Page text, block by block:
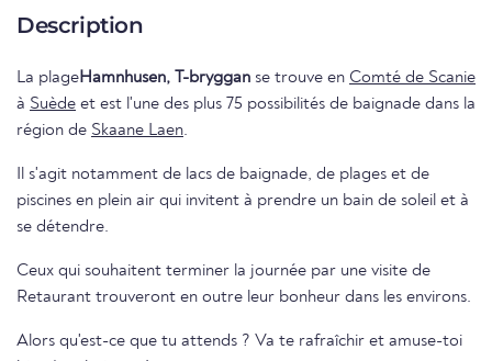
Description
La plageHamnhusen, T-bryggan se trouve en Comté de Scanie
à Suède et est l'une des plus 75 possibilités de baignade dans la
région de Skaane Laen.
Il s'agit notamment de lacs de baignade, de plages et de
piscines en plein air qui invitent à prendre un bain de soleil et à
se détendre.
Ceux qui souhaitent terminer la journée par une visite de
Retaurant trouveront en outre leur bonheur dans les environs.
Alors qu'est-ce que tu attends ? Va te rafraîchir et amuse-toi